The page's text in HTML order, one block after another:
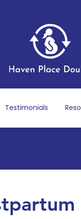
Testimonials